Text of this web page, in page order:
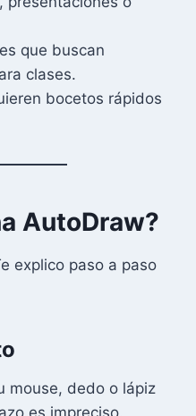
que buscan
clases.
bocetos rápidos
AutoDraw?
explico paso a paso
mouse, dedo o lápiz
es impreciso.